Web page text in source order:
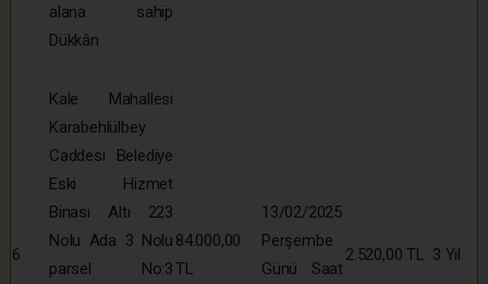
alana sahip
Dükkân
6
Kale Mahallesi
Karabehlülbey
Caddesi Belediye
Eski Hizmet
Binası Altı 223
Nolu Ada 3 Nolu
parsel No:3
84.000,00
TL
13/02/2025
Perşembe
Günü Saat
2.520,00 TL 3 Yıl